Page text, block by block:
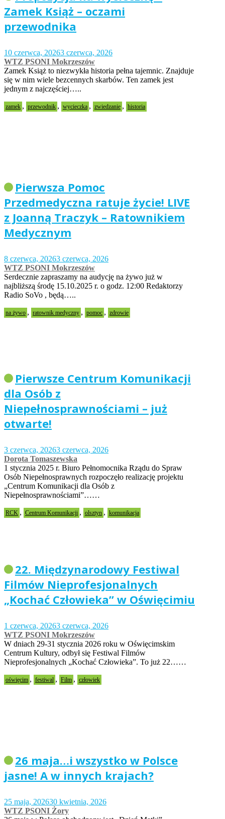
Zamek Książ – oczami
przewodnika
10 czerwca, 20263 czerwca, 2026
WTZ PSONI Mokrzeszów
Zamek Książ to niezwykła historia pełna tajemnic. Znajduje
się w nim wiele bezcennych skarbów. Ten zamek jest
jednym z najczęściej…..
zamek , przewodnik , wycieczka , zwiedzanie , historia
Pierwsza Pomoc
Przedmedyczna ratuje życie! LIVE
z Joanną Traczyk – Ratownikiem
Medycznym
8 czerwca, 20263 czerwca, 2026
WTZ PSONI Mokrzeszów
Serdecznie zapraszamy na audycję na żywo już w
najbliższą środę 15.10.2025 r. o godz. 12:00 Redaktorzy
Radio SoVo , będą…..
na żywo , ratownik medyczny , pomoc , zdrowie
Pierwsze Centrum Komunikacji
dla Osób z
Niepełnosprawnościami – już
otwarte!
3 czerwca, 20263 czerwca, 2026
Dorota Tomaszewska
1 stycznia 2025 r. Biuro Pełnomocnika Rządu do Spraw
Osób Niepełnosprawnych rozpoczęło realizację projektu
„Centrum Komunikacji dla Osób z
Niepełnosprawnościami”……
RCK , Centrum Komunikacji , olsztyn , komunikacja
22. Międzynarodowy Festiwal
Filmów Nieprofesjonalnych
„Kochać Człowieka” w Oświęcimiu
1 czerwca, 20263 czerwca, 2026
WTZ PSONI Mokrzeszów
W dniach 29-31 stycznia 2026 roku w Oświęcimskim
Centrum Kultury, odbył się Festiwal Filmów
Nieprofesjonalnych „Kochać Człowieka”. To już 22……
oświęcim , festiwal , Film , człowiek
26 maja…i wszystko w Polsce
jasne! A w innych krajach?
25 maja, 202630 kwietnia, 2026
WTZ PSONI Żory